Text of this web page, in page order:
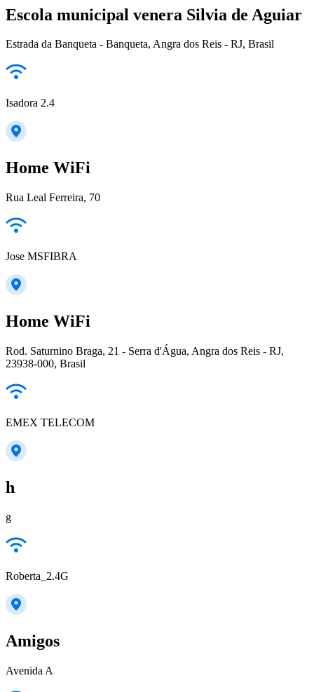
Escola municipal venera Silvia de Aguiar
Estrada da Banqueta - Banqueta, Angra dos Reis - RJ, Brasil
Isadora 2.4
Home WiFi
Rua Leal Ferreira, 70
Jose MSFIBRA
Home WiFi
Rod. Saturnino Braga, 21 - Serra d'Água, Angra dos Reis - RJ,
23938-000, Brasil
EMEX TELECOM
h
g
Roberta_2.4G
Amigos
Avenida A